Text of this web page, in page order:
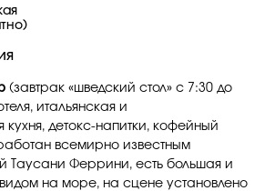
(завтрак «шведский стол» с 7:30 до
итальянская и
детокс-напитки, кофейный
всемирно известным
Таусани Феррини, есть большая и
на море, на сцене установлено